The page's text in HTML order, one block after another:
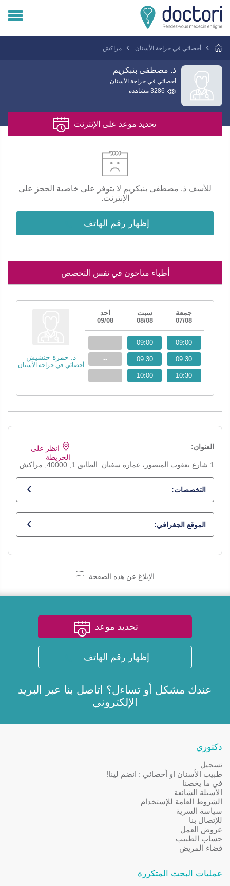
تسجيل دخول المريض
تسجيل دخول الطبيب
أخصائي في جراحة الأسنان مراكش
ذ. مصطفى بنبكريم
أخصائي في جراحة الأسنان
3286 مشاهدة
تحديد موعد على الإنترنت
للأسف ذ. مصطفى بنبكريم لا يتوفر على خاصية الحجز على
الإنترنت.
إظهار رقم الهاتف
أطباء متاحون في نفس التخصص
ذ. حمزة خنشيش
أخصائي في جراحة الأسنان
جمعة
07/08
سبت
08/08
احد
09/08
09:00
09:30
10:30
09:00
09:30
10:00
--
--
--
العنوان:
1 شارع يعقوب المنصور، عمارة سفيان. الطابق 1, 40000, مراكش
انظر على
الخريطة
التخصصات:
أخصائي في جراحة الأسنان
الموقع الجغرافي:
الإبلاغ عن هذه الصفحة
تحديد موعد
إظهار رقم الهاتف
عندك مشكل أو تساءل؟ اتاصل بنا عبر
البريد
الإلكتروني
دكتوري
تسجيل
طبيب الأسنان او أخصائي : انضم لينا!
في ما يخصنا
الأسئلة الشائعة
الشروط العامة للإستخدام
سياسة السرية
للإتصال بنا
عروض العمل
حساب الطبيب
فضاء المريض
عمليات البحث المتكررة